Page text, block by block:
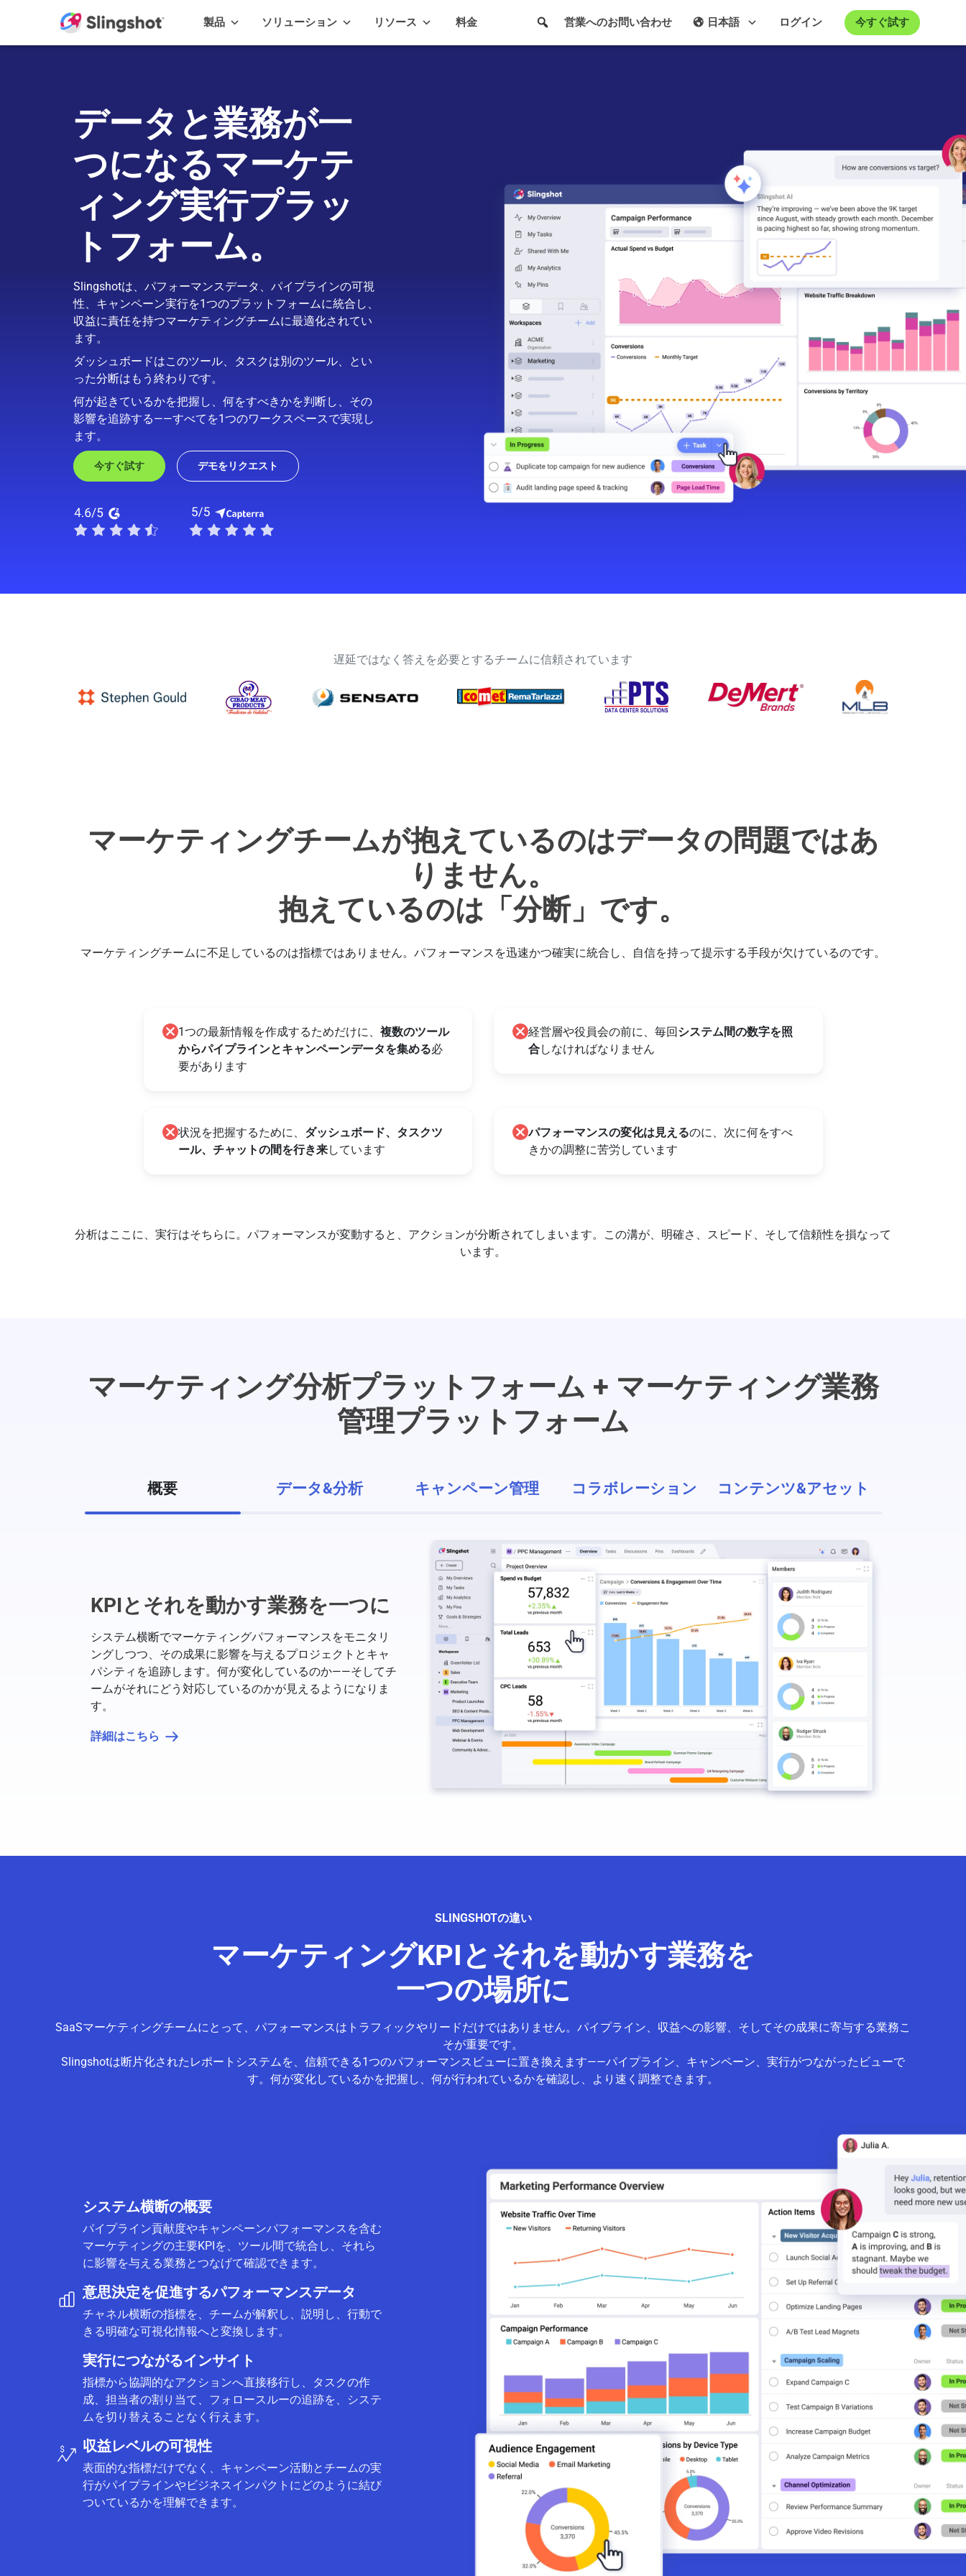
製品 ソリューション リソース 料金 今すぐ試す
ログイン
日本語
営業へのお問い合わせ
データと業務が一
つになるマーケテ
ィング実行プラッ
トフォーム。
Slingshotは、パフォーマンスデータ、パイプラインの可視
性、キャンペーン実行を1つのプラットフォームに統合し、
収益に責任を持つマーケティングチームに最適化されてい
ます。
ダッシュボードはこのツール、タスクは別のツール、とい
った分断はもう終わりです。
何が起きているかを把握し、何をすべきかを判断し、その
影響を追跡する——すべてを1つのワークスペースで実現し
ます。
今すぐ試す デモをリクエスト
遅延ではなく答えを必要とするチームに信頼されています
マーケティングチームが抱えているのはデータの問題ではあ
りません。
抱えているのは「分断」です。
マーケティングチームに不足しているのは指標ではありません。パフォーマンスを迅速かつ確実に統合し、自信を持って提示する手段が欠けているのです。
1つの最新情報を作成するためだけに、 複数のツール
からパイプラインとキャンペーンデータを集める必
要があります
経営層や役員会の前に、毎回システム間の数字を照
合しなければなりません
状況を把握するために、 ダッシュボード、タスクツ
ール、チャットの間を行き来しています
パフォーマンスの変化は見えるのに、次に何をすべ
きかの調整に苦労しています
分析はここに、実行はそちらに。パフォーマンスが変動すると、アクションが分断されてしまいます。この溝が、明確さ、スピード、そして信頼性を損なって
います。
マーケティング分析プラットフォーム + マーケティング業務
管理プラットフォーム
概要 データ&分析 キャンペーン管理 コラボレーション コンテンツ&アセット
KPIとそれを動かす業務を一つに
システム横断でマーケティングパフォーマンスをモニタリ
ングしつつ、その成果に影響を与えるプロジェクトとキャ
パシティを追跡します。何が変化しているのか——そしてチ
ームがそれにどう対応しているのかが見えるようになりま
す。
詳細はこちら
SLINGSHOTの違い
マーケティングKPIとそれを動かす業務を
一つの場所に
SaaSマーケティングチームにとって、パフォーマンスはトラフィックやリードだけではありません。パイプライン、収益への影響、そしてその成果に寄与する業務こ
そが重要です。
Slingshotは断片化されたレポートシステムを、信頼できる1つのパフォーマンスビューに置き換えます——パイプライン、キャンペーン、実行がつながったビューで
す。何が変化しているかを把握し、何が行われているかを確認し、より速く調整できます。
システム横断の概要
パイプライン貢献度やキャンペーンパフォーマンスを含む
マーケティングの主要KPIを、ツール間で統合し、それら
に影響を与える業務とつなげて確認できます。
意思決定を促進するパフォーマンスデータ
チャネル横断の指標を、チームが解釈し、説明し、行動で
きる明確な可視化情報へと変換します。
実行につながるインサイト
指標から協調的なアクションへ直接移行し、タスクの作
成、担当者の割り当て、フォロースルーの追跡を、システ
ムを切り替えることなく行えます。
収益レベルの可視性
表面的な指標だけでなく、キャンペーン活動とチームの実
行がパイプラインやビジネスインパクトにどのように結び
ついているかを理解できます。